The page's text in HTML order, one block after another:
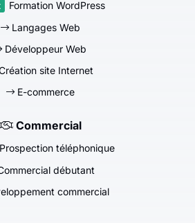
Formation WordPress
Langages Web
Développeur Web
site Internet
E-commerce
Commercial
Prospection téléphonique
débutant
commercial